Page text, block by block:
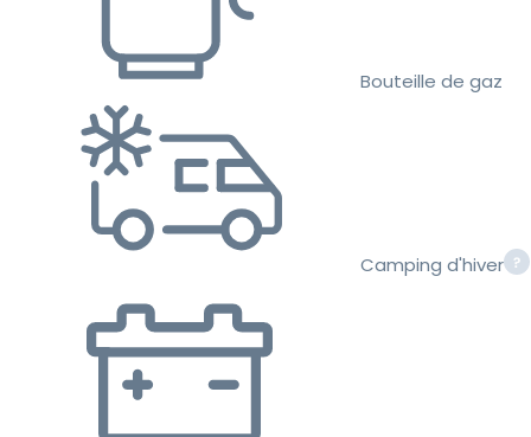
Bouteille de gaz
Camping d'hiver